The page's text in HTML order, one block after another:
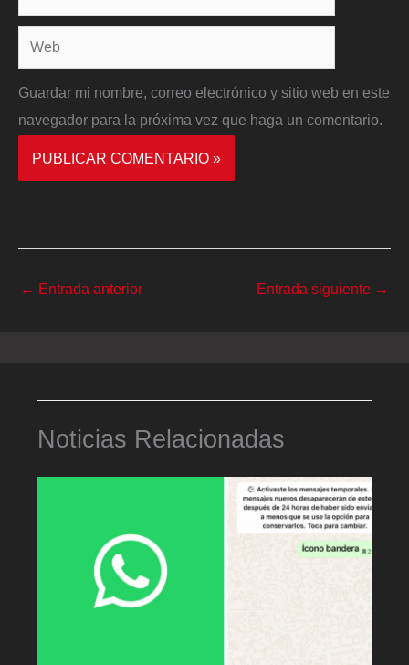
electrónico*
Web
Guardar mi nombre, correo electrónico y sitio web en este
navegador para la próxima vez que haga un comentario.
← Entrada anterior Entrada siguiente →
Noticias Relacionadas